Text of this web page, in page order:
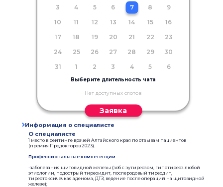
3
4 5 6 7 8
9
10
11 12 13 14 15
16
17
18 19 20 21 22
23
24
25 26 27 28 29
30
31
1 2 3 4 5 6
Выберите длительность чата
Нет доступных слотов
Заявка
Информация о специалисте
О специалисте
1 место в рейтинге врачей Алтайского края по отзывам пациентов
(премия Продокторов 2023).
Профессиональные компетенции:
-заболевания щитовидной железы (зоб с эутиреозом, гипотиреоз любой
этиологии, подострый тиреоидит, послеродовый тиреодит,
тиреотоксичечкая аденома, ДТЗ, ведение после операций на щитовидной
железе);